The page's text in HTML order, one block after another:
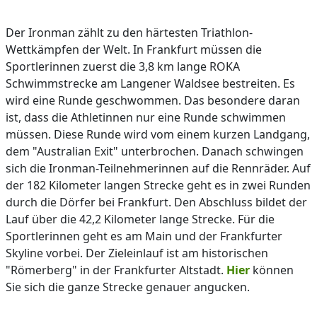
Der Ironman zählt zu den härtesten Triathlon-
Wettkämpfen der Welt. In Frankfurt müssen die
Sportlerinnen zuerst die 3,8 km lange ROKA
Schwimmstrecke am Langener Waldsee bestreiten. Es
wird eine Runde geschwommen. Das besondere daran
ist, dass die Athletinnen nur eine Runde schwimmen
müssen. Diese Runde wird vom einem kurzen Landgang,
dem "Australian Exit" unterbrochen. Danach schwingen
sich die Ironman-Teilnehmerinnen auf die Rennräder. Auf
der 182 Kilometer langen Strecke geht es in zwei Runden
durch die Dörfer bei Frankfurt. Den Abschluss bildet der
Lauf über die 42,2 Kilometer lange Strecke. Für die
Sportlerinnen geht es am Main und der Frankfurter
Skyline vorbei. Der Zieleinlauf ist am historischen
"Römerberg" in der Frankfurter Altstadt. Hier können
Sie sich die ganze Strecke genauer angucken.